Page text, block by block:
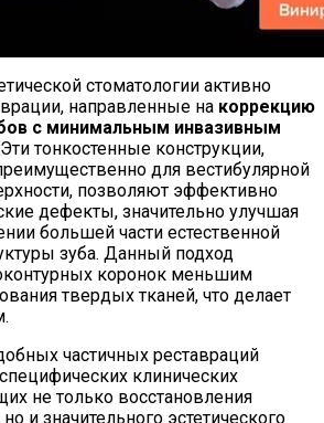
стоматологии активно
направленные на коррекцию
с минимальным инвазивным
тонкостенные конструкции,
для вестибулярной
позволяют эффективно
дефекты, значительно улучшая
большей части естественной
зуба. Данный подход
коронок меньшим
твердых тканей, что делает
частичных реставраций
клинических
не только восстановления
и значительного эстетического